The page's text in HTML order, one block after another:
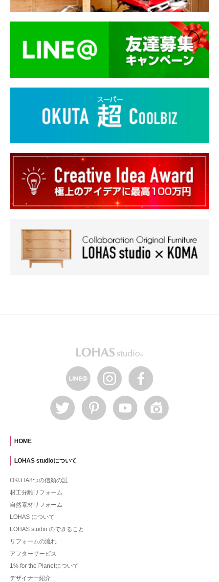
HOME
LOHAS studioについて
OKUTA8つの信頼の証
材工分離リフォーム
自然素材リフォーム
LOHAS について
LOHAS studio のできること
リフォームの流れ
アフターサービス
1% for the Planetについて
デザイナー紹介